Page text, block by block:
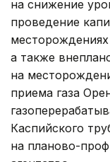
на снижение
проведение
а также
на
приема газа
Каспийского
на планово-